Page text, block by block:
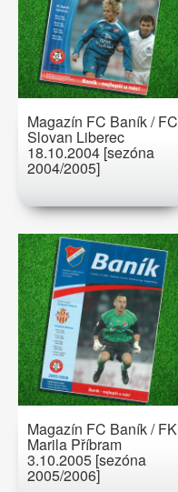
Magazín FC Baník / FC
Slovan Liberec
18.10.2004 [sezóna
2004/2005]
Magazín FC Baník / FK
Marila Příbram
3.10.2005 [sezóna
2005/2006]